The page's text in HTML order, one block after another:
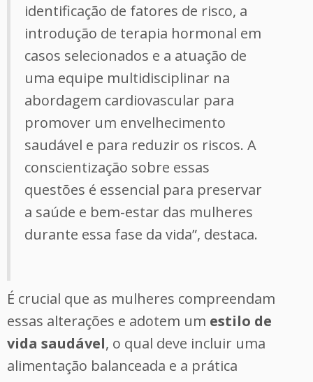
identificação de fatores de risco, a
introdução de terapia hormonal em
casos selecionados e a atuação de
uma equipe multidisciplinar na
abordagem cardiovascular para
promover um envelhecimento
saudável e para reduzir os riscos. A
conscientização sobre essas
questões é essencial para preservar
a saúde e bem-estar das mulheres
durante essa fase da vida”, destaca.
É crucial que as mulheres compreendam
essas alterações e adotem um estilo de
vida saudável, o qual deve incluir uma
alimentação balanceada e a prática